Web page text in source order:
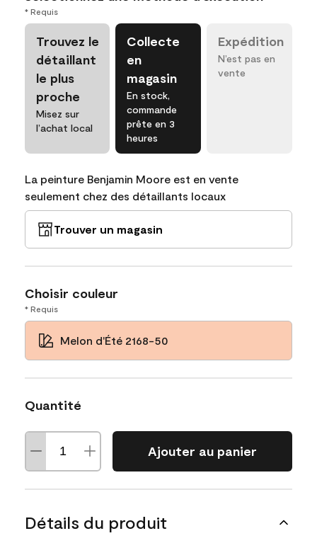
* Requis
Trouvez le
détaillant
le plus
proche
Misez sur
l’achat local
Collecte
en
magasin
En stock,
commande
prête en 3
heures
Expédition
N’est pas en
vente
La peinture Benjamin Moore est en vente
seulement chez des détaillants locaux
Trouver un magasin
Choisir couleur
* Requis
Melon d'Été 2168-50
Quantité
Ajouter au panier
Détails du produit